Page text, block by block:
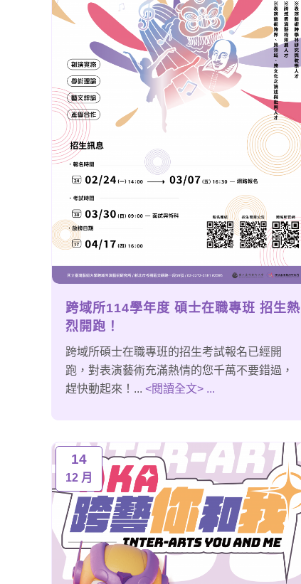
跨域所114學年度 碩士在職專班 招生熱
烈開跑！
跨域所碩士在職專班的招生考試報名已經開
跑，對表演藝術充滿熱情的您千萬不要錯過，
趕快動起來！... <閱讀全文> ...
14
12 月